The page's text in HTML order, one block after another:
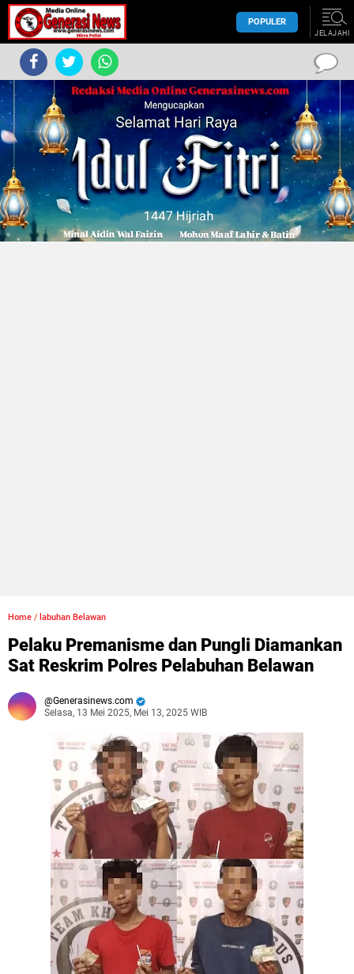
POPULER
JELAJAHI
Home / labuhan Belawan
Pelaku Premanisme dan Pungli Diamankan
Sat Reskrim Polres Pelabuhan Belawan
Generasinews.com
Selasa, 13 Mei 2025, Mei 13, 2025 WIB